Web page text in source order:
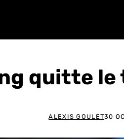
quitte
ALEXIS GOULET30